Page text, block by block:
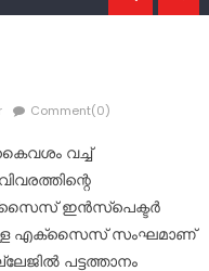
Comment(0)
വച്ച്
ഇൻസ്പെക്ടർ
എക്സൈസ് സംഘമാണ്
പട്ടത്താനം